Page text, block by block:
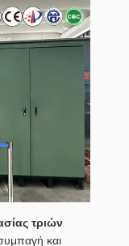
τριών
συμπαγή και